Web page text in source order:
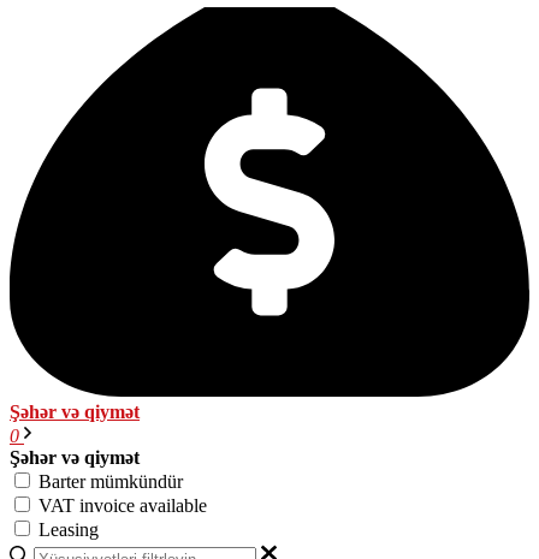
Şəhər və qiymət
0
Şəhər və qiymət
Barter mümkündür
VAT invoice available
Leasing